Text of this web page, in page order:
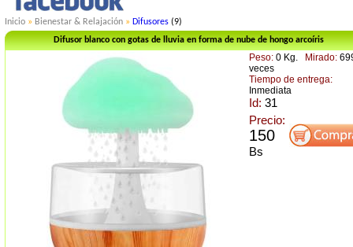
Inicio » Bienestar & Relajación » Difusores (9)
Difusor blanco con gotas de lluvia en forma de nube de hongo arcoíris
Peso: 0 Kg. Mirado:
veces
Tiempo de entrega:
Inmediata
Id: 31
Precio:
150
Bs